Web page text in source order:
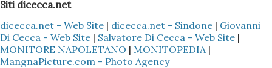
Nokia PC Suite 3 - Sincronizzare solo la Rubrica
(ovviamente dipende sempre se il cellulare Nokia è il Vostro
o di un Vostro amico) del Nokia con l'Outlook, così che tutti
i dati presenti nella Rubrica siano copiati nella sezione
Siti dicecca.net
dicecca.net - Web Site | dicecca.net - Sindone | Giovanni
Di Cecca - Web Site | Salvatore Di Cecca - Web Site |
MONITORE NAPOLETANO | MONITOPEDIA |
MangnaPicture.com - Photo Agency